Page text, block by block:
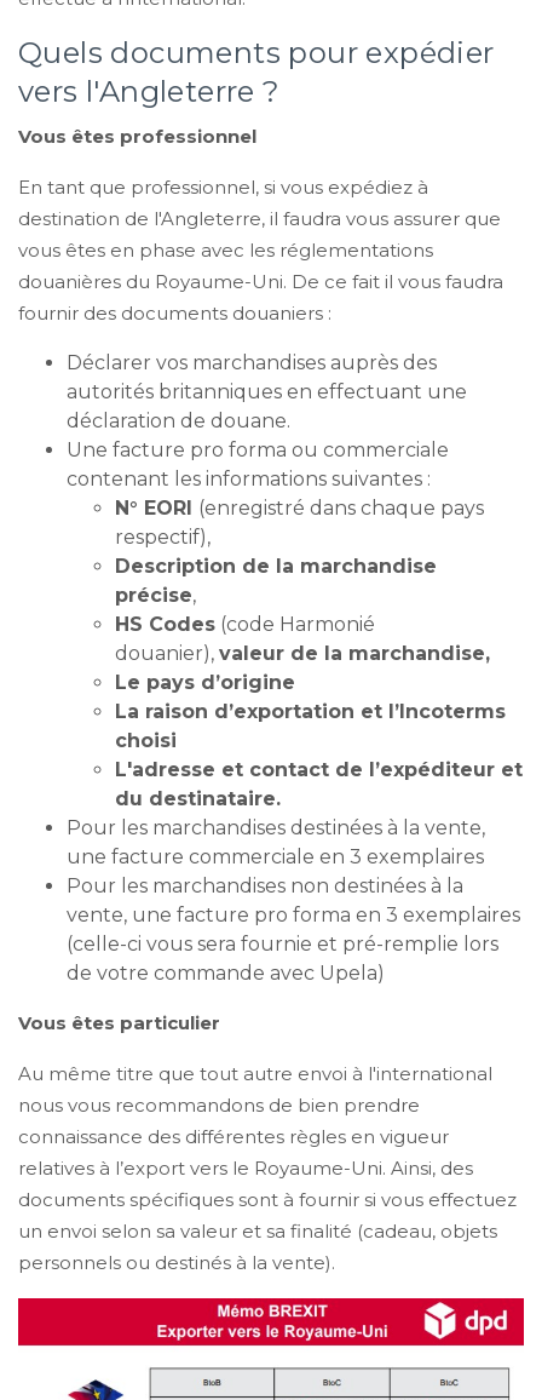
Quels documents pour expédier
vers l'Angleterre ?
Vous êtes professionnel
En tant que professionnel, si vous expédiez à
destination de l'Angleterre, il faudra vous assurer que
vous êtes en phase avec les réglementations
douanières du Royaume-Uni. De ce fait il vous faudra
fournir des documents douaniers :
Déclarer vos marchandises auprès des
autorités britanniques en effectuant une
déclaration de douane.
Une facture pro forma ou commerciale
contenant les informations suivantes :
N° EORI (enregistré dans chaque pays
respectif),
Description de la marchandise
précise,
HS Codes (code Harmonié
douanier), valeur de la marchandise,
Le pays d’origine
La raison d’exportation et l’Incoterms
choisi
L'adresse et contact de l’expéditeur et
du destinataire.
Pour les marchandises destinées à la vente,
une facture commerciale en 3 exemplaires
Pour les marchandises non destinées à la
vente, une facture pro forma en 3 exemplaires
(celle-ci vous sera fournie et pré-remplie lors
de votre commande avec Upela)
Vous êtes particulier
Au même titre que tout autre envoi à l'international
nous vous recommandons de bien prendre
connaissance des différentes règles en vigueur
relatives à l’export vers le Royaume-Uni. Ainsi, des
documents spécifiques sont à fournir si vous effectuez
un envoi selon sa valeur et sa finalité (cadeau, objets
personnels ou destinés à la vente).